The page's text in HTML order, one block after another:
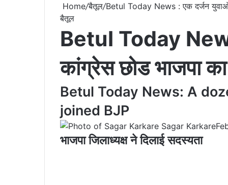
Home/बैतूल/Betul Today News : एक दर्जन युवाओ
बैतूल
Betul Today
कांग्रेस छोड भाजपा का
Betul Today News: A
joined BJP
Sagar Karkare
भाजपा जिलाध्यक्ष ने दिलाई सदस्यता